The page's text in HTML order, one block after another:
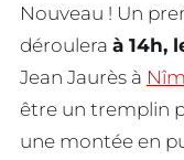
Nouveau ! Un
déroulera à 14h,
Jean Jaurès à
être un tremplin
une montée en